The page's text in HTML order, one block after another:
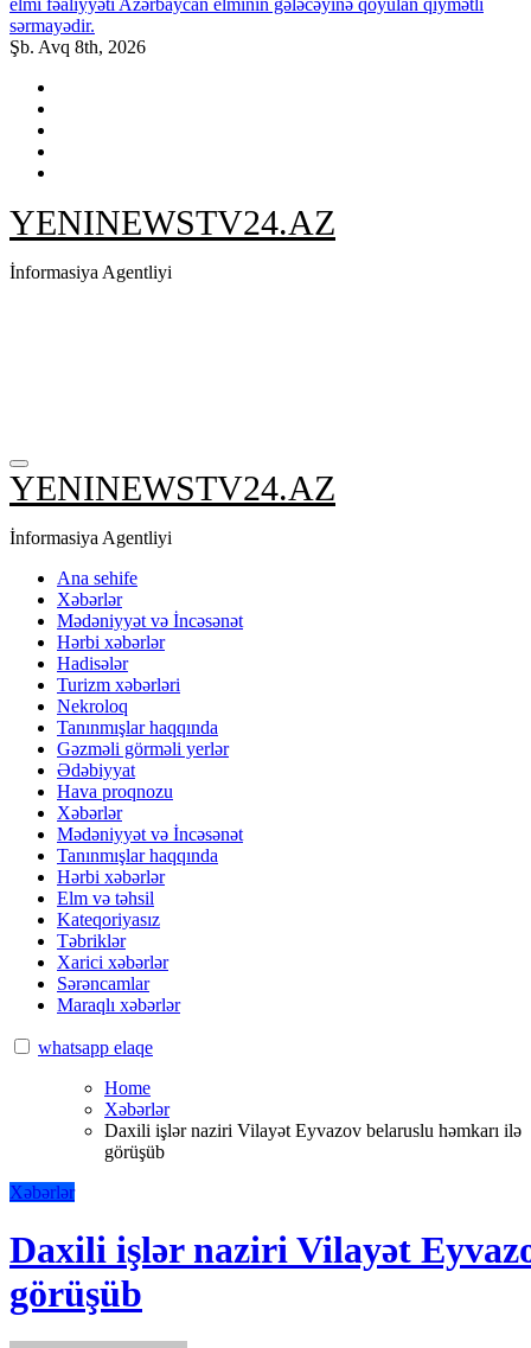
sərmayədir.
Şb. Avq 8th, 2026
YENINEWSTV24.AZ
İnformasiya Agentliyi
YENINEWSTV24.AZ
İnformasiya Agentliyi
Ana sehife
Xəbərlər
Mədəniyyət və İncəsənət
Hərbi xəbərlər
Hadisələr
Turizm xəbərləri
Nekroloq
Tanınmışlar haqqında
Gəzməli görməli yerlər
Ədəbiyyat
Hava proqnozu
Xəbərlər
Mədəniyyət və İncəsənət
Tanınmışlar haqqında
Hərbi xəbərlər
Elm və təhsil
Kateqoriyasız
Təbriklər
Xarici xəbərlər
Sərəncamlar
Maraqlı xəbərlər
whatsapp elaqe
Home
Xəbərlər
Daxili işlər naziri Vilayət Eyvazov belaruslu həmkarı ilə
görüşüb
Xəbərlər
Daxili işlər naziri Vilayət
görüşüb